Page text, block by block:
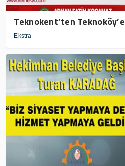
Teknokent’ten Teknoköy’e
Ekstra